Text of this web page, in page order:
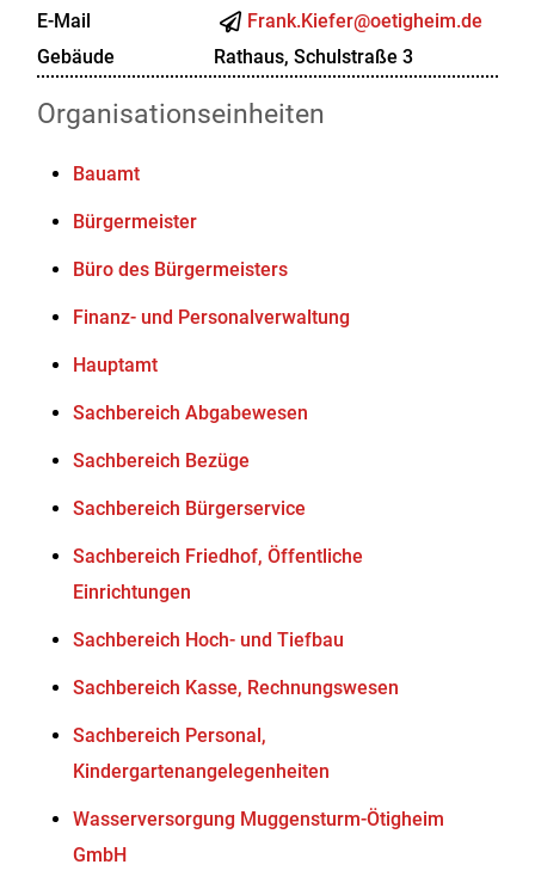
E-Mail
Frank.Kiefer@oetigheim.de
Gebäude
Rathaus, Schulstraße 3
Organisationseinheiten
Bauamt
Bürgermeister
Büro des Bürgermeisters
Finanz- und Personalverwaltung
Hauptamt
Sachbereich Abgabewesen
Sachbereich Bezüge
Sachbereich Bürgerservice
Sachbereich Friedhof, Öffentliche
Einrichtungen
Sachbereich Hoch- und Tiefbau
Sachbereich Kasse, Rechnungswesen
Sachbereich Personal,
Kindergartenangelegenheiten
Wasserversorgung Muggensturm-Ötigheim
GmbH